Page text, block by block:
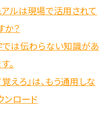
ルは現場で活用されて
か？
字では伝わらない知識があ
。
えろ』は、もう通用しな
ンロード